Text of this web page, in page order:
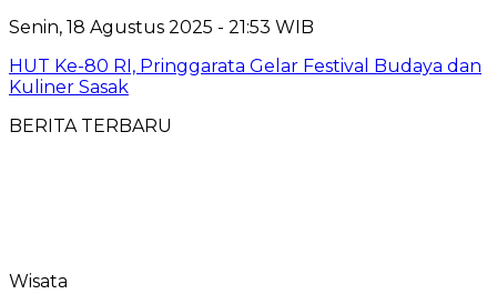
Senin, 18 Agustus 2025 - 21:53 WIB
HUT Ke-80 RI, Pringgarata Gelar Festival Budaya dan
Kuliner Sasak
BERITA TERBARU
Wisata